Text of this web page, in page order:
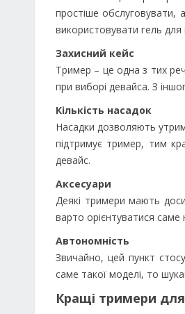
простіше
використовувати гель для
Захисний кейс
Тример – це одна з тих
при виборі девайса. З
Кількість насадок
Насадки дозволяють
підтримує тример, тим
девайс.
Аксесуари
Деякі тримери мають
варто орієнтуватися
Автономність
Звичайно, цей пункт
саме такої моделі, то
Кращі тримери